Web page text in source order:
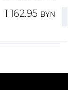
1 162.95 BYN